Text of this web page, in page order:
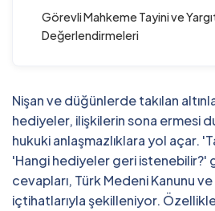
Görevli Mahkeme Tayini ve
Değerlendirmeleri
Nişan ve düğünlerde takılan
hediyeler, ilişkilerin sona ermesi
hukuki anlaşmazlıklara yol açar.
'Hangi hediyeler geri istenebilir?'
cevapları, Türk Medeni Kanunu
içtihatlarıyla şekilleniyor.